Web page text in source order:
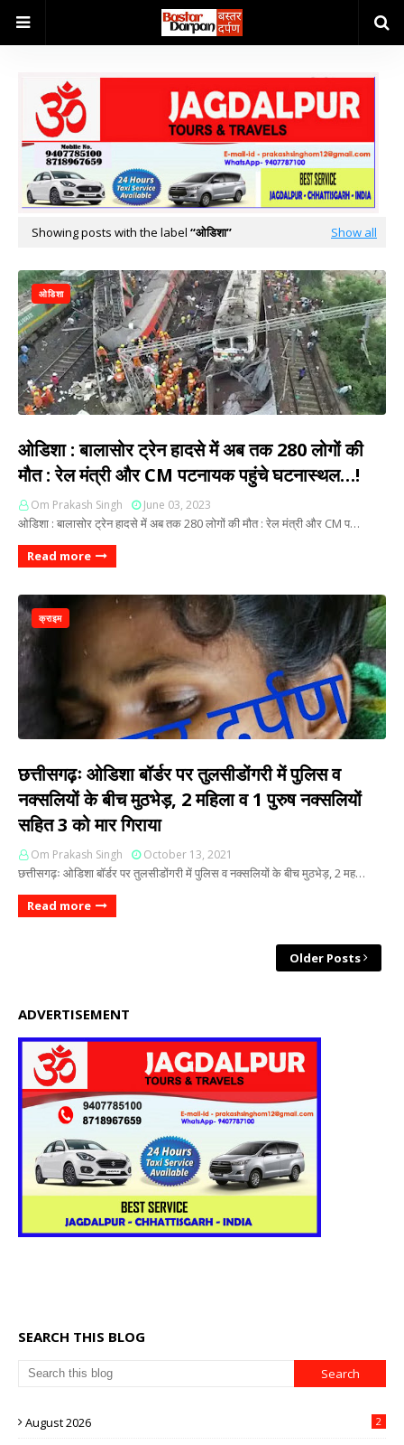
Showing posts with the label ओडिशा Show all
ओडिशा
ओडिशा : बालासोर ट्रेन हादसे में अब तक 280 लोगों की
मौत : रेल मंत्री और CM पटनायक पहुंचे घटनास्थल…!
Om Prakash Singh June 03, 2023
ओडिशा : बालासोर ट्रेन हादसे में अब तक 280 लोगों की मौत : रेल मंत्री और CM प…
Read more
क्राइम
छत्तीसगढ़ः ओडिशा बॉर्डर पर तुलसीडोंगरी में पुलिस व
नक्सलियों के बीच मुठभेड़, 2 महिला व 1 पुरुष नक्सलियों
सहित 3 को मार गिराया
Om Prakash Singh October 13, 2021
छत्तीसगढ़ः ओडिशा बॉर्डर पर तुलसीडोंगरी में पुलिस व नक्सलियों के बीच मुठभेड़, 2 मह…
Read more
Older Posts
ADVERTISEMENT
SEARCH THIS BLOG
August 2026 2